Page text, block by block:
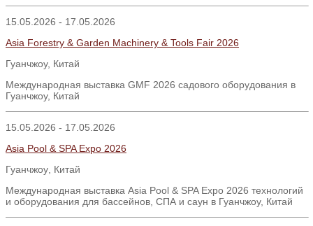
15.05.2026 - 17.05.2026
Asia Forestry & Garden Machinery & Tools Fair 2026
Гуанчжоу, Китай
Международная выставка GMF 2026 садового оборудования в
Гуанчжоу, Китай
15.05.2026 - 17.05.2026
Asia Pool & SPA Expo 2026
Гуанчжоу Китай
Международная выставка Asia Pool & SPA Expo 2026 технологий
и оборудования для бассейнов, СПА и саун в Гуанчжоу, Китай